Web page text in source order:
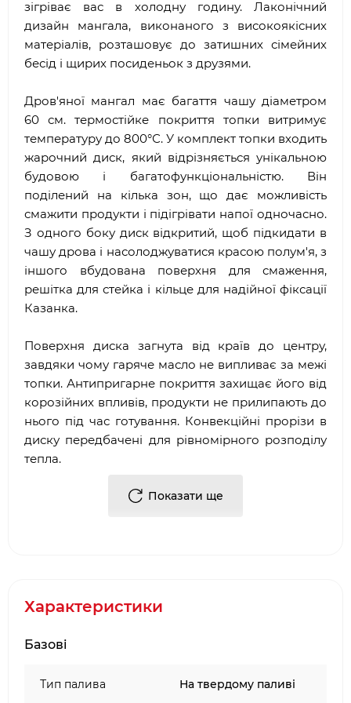
зігріває вас в холодну годину. Лаконічний
дизайн мангала, виконаного з високоякісних
матеріалів, розташовує до затишних сімейних
бесід і щирих посиденьок з друзями.
Дров'яної мангал має багаття чашу діаметром
60 см. термостійке покриття топки витримує
температуру до 800°С. У комплект топки входить
жарочний диск, який відрізняється унікальною
будовою і багатофункціональністю. Він
поділений на кілька зон, що дає можливість
смажити продукти і підігрівати напої одночасно.
З одного боку диск відкритий, щоб підкидати в
чашу дрова і насолоджуватися красою полум'я, з
іншого вбудована поверхня для смаження,
решітка для стейка і кільце для надійної фіксації
Казанка.
Поверхня диска загнута від країв до центру,
завдяки чому гаряче масло не випливає за межі
топки. Антипригарне покриття захищає його від
корозійних впливів, продукти не прилипають до
нього під час готування. Конвекційні прорізи в
диску передбачені для рівномірного розподілу
тепла.
Переваги спеціалізованого пристрою:
Мангал на дровах FIRE PIT не потрібно мити.
Досить в кінці користування очистити поверхню
від залишків їжі скребком і акуратно протерти
чашу, в якій збирався попіл від перегорілих
Показати ще
Характеристики
Базові
Тип палива На твердому паливі